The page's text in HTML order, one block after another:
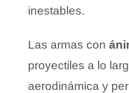
inestables.
Las armas con
proyectiles a lo
aerodinámica y